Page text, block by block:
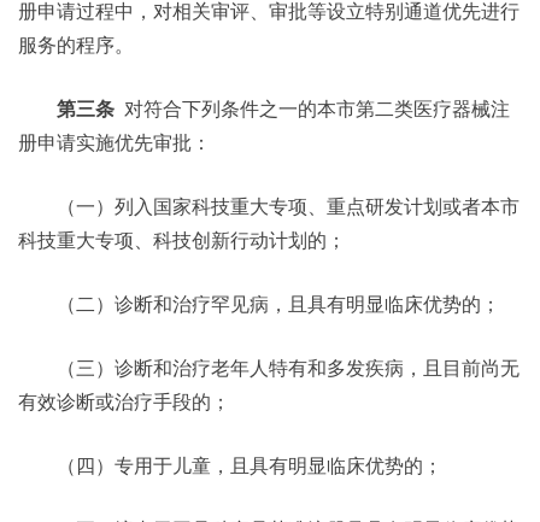
册申请过程中，对相关审评、审批等设立特别通道优先进行
服务的程序。
第三条 对符合下列条件之一的本市第二类医疗器械注
册申请实施优先审批：
（一）列入国家科技重大专项、重点研发计划或者本市
科技重大专项、科技创新行动计划的；
（二）诊断和治疗罕见病，且具有明显临床优势的；
（三）诊断和治疗老年人特有和多发疾病，且目前尚无
有效诊断或治疗手段的；
（四）专用于儿童，且具有明显临床优势的；